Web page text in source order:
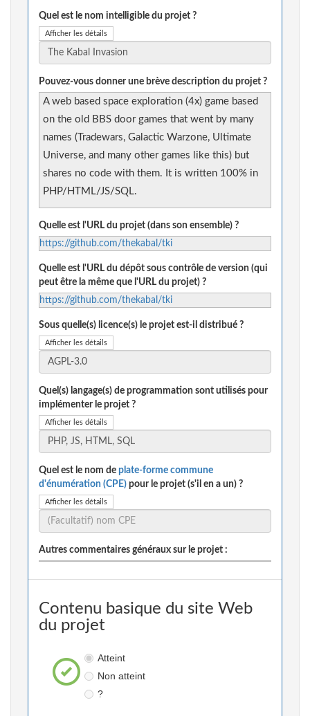
Quel est le nom intelligible du projet ?
Afficher les détails
Pouvez-vous donner une brève description du projet ?
A web based space exploration (4x) game based
on the old BBS door games that went by many
names (Tradewars, Galactic Warzone, Ultimate
Universe, and many other games like this) but
shares no code with them. It is written 100% in
PHP/HTML/JS/SQL.
Quelle est l'URL du projet (dans son ensemble) ?
https://github.com/thekabal/tki
Quelle est l'URL du dépôt sous contrôle de version (qui
peut être la même que l'URL du projet) ?
https://github.com/thekabal/tki
Sous quelle(s) licence(s) le projet est-il distribué ?
Afficher les détails
Quel(s) langage(s) de programmation sont utilisés pour
implémenter le projet ?
Afficher les détails
Quel est le nom de plate-forme commune
d'énumération (CPE) pour le projet (s'il en a un) ?
Afficher les détails
Autres commentaires généraux sur le projet :
Contenu basique du site Web
du projet
Atteint
Non atteint
?